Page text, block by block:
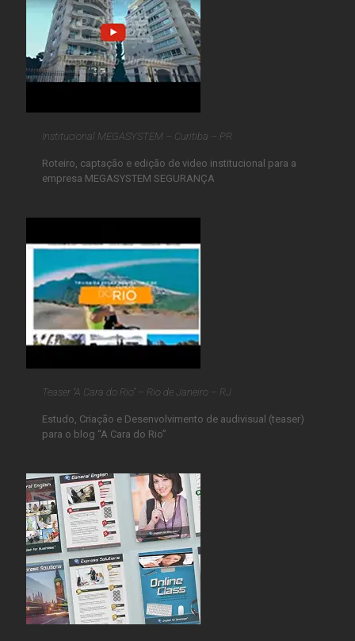
Institucional MEGASYSTEM – Curitiba – PR
Roteiro, captação e edição de video institucional para a
empresa MEGASYSTEM SEGURANÇA
Teaser “A Cara do Rio” – Rio de Janeiro – RJ
Estudo, Criação e Desenvolvimento de audivisual (teaser)
para o blog “A Cara do Rio”